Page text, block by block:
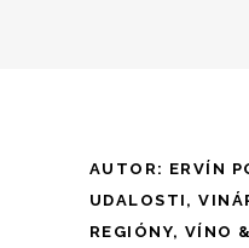
AUTOR: ERVÍN
UDALOSTI ,
REGIÓNY, VÍNO